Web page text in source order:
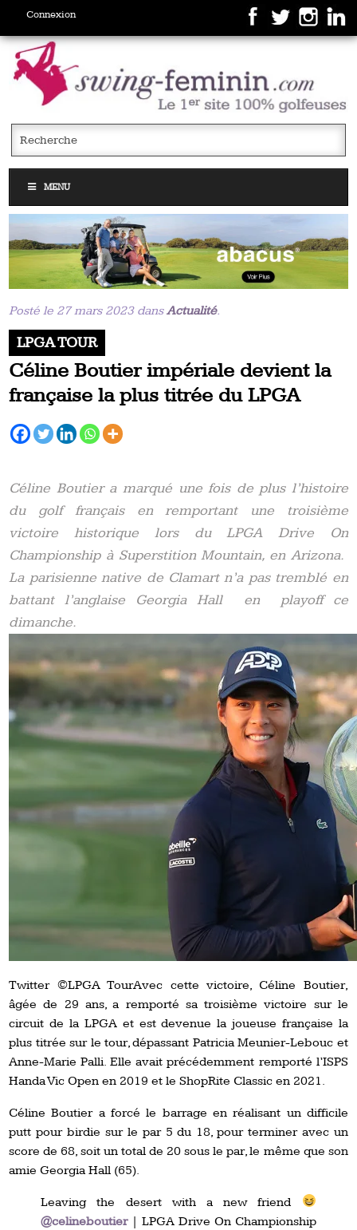
Connexion
MENU
Posté le 27 mars 2023 dansActualité.
LPGA TOUR
Céline Boutier impériale devient la
française la plus titrée du LPGA
Céline Boutier a marqué une fois de plus l’histoire
du golf français en remportant une troisième
victoire historique lors du LPGA Drive On
Championship à Superstition Mountain, en Arizona.
La parisienne native de Clamart n’a pas tremblé en
battant l’anglaise Georgia Hall en playoff ce
dimanche.
Twitter ©LPGA TourAvec cette victoire, Céline Boutier,
âgée de 29 ans, a remporté sa troisième victoire sur le
circuit de la LPGA et est devenue la joueuse française la
plus titrée sur le tour, dépassant Patricia Meunier-Lebouc et
Anne-Marie Palli. Elle avait précédemment remporté l’ISPS
Handa Vic Open en 2019 et le ShopRite Classic en 2021.
Céline Boutier a forcé le barrage en réalisant un difficile
putt pour birdie sur le par 5 du 18, pour terminer avec un
score de 68, soit un total de 20 sous le par, le même que son
amie Georgia Hall (65).
Leaving the desert with a new friend
@celineboutier| LPGA Drive On Championship